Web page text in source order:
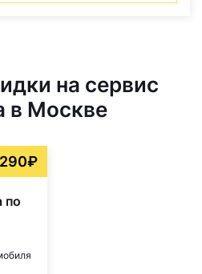
на сервис
в Москве
по